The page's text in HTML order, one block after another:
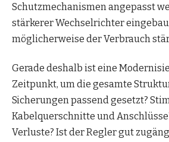
Schutzmechanismen angepasst
stärkerer Wechselrichter
möglicherweise der Verbrauch
Gerade deshalb ist eine
Zeitpunkt, um die gesamte
Sicherungen passend gesetzt?
Kabelquerschnitte und
Verluste? Ist der Regler gut